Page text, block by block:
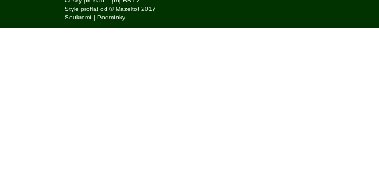
Style proflat od ©Mazeltof 2017
Soukromí | Podmínky